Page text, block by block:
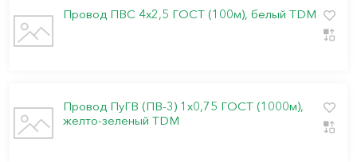
Провод ПВС 4х2,5 ГОСТ (100м), белый TDM
Провод ПуГВ (ПВ-3) 1х0,75 ГОСТ (1000м),
желто-зеленый TDM